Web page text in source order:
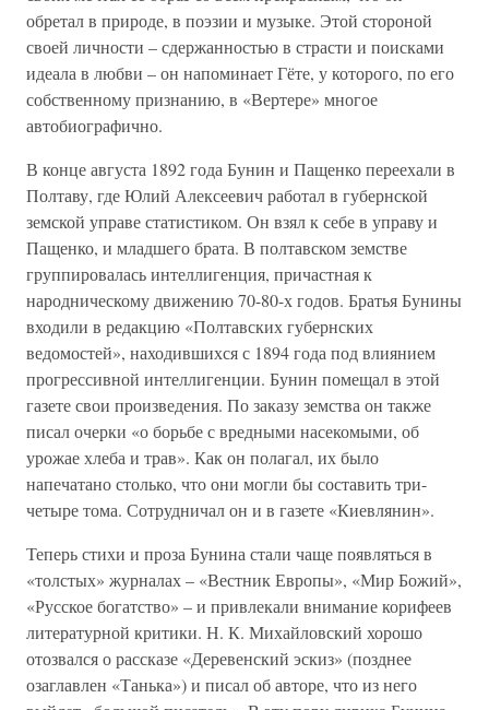
обретал в природе, в поэзии и музыке. Этой стороной
своей личности – сдержанностью в страсти и поисками
идеала в любви – он напоминает Гёте, у которого, по его
собственному признанию, в «Вертере» многое
автобиографично.
В конце августа 1892 года Бунин и Пащенко переехали в
Полтаву, где Юлий Алексеевич работал в губернской
земской управе статистиком. Он взял к себе в управу и
Пащенко, и младшего брата. В полтавском земстве
группировалась интеллигенция, причастная к
народническому движению 70-80-х годов. Братья Бунины
входили в редакцию «Полтавских губернских
ведомостей», находившихся с 1894 года под влиянием
прогрессивной интеллигенции. Бунин помещал в этой
газете свои произведения. По заказу земства он также
писал очерки «о борьбе с вредными насекомыми, об
урожае хлеба и трав». Как он полагал, их было
напечатано столько, что они могли бы составить три-
четыре тома. Сотрудничал он и в газете «Киевлянин».
Теперь стихи и проза Бунина стали чаще появляться в
«толстых» журналах – «Вестник Европы», «Мир Божий»,
«Русское богатство» – и привлекали внимание корифеев
литературной критики. Н. К. Михайловский хорошо
отозвался о рассказе «Деревенский эскиз» (позднее
озаглавлен «Танька») и писал об авторе, что из него